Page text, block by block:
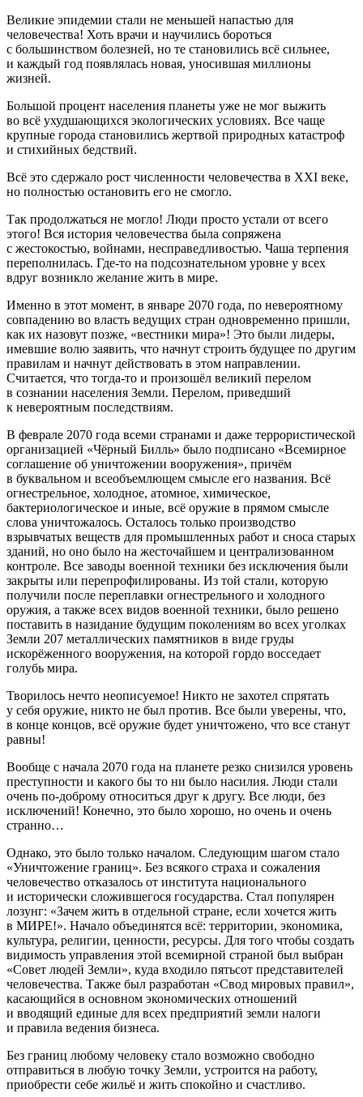
Великие эпидемии стали не меньшей напастью для
человечества! Хоть врачи и научились бороться
с большинством болезней, но те становились всё сильнее,
и каждый год появлялась новая, уносившая миллионы
жизней.
Большой процент населения планеты уже не мог выжить
во всё ухудшающихся экологических условиях. Все чаще
крупные города становились жертвой природных катастроф
и стихийных бедствий.
Всё это сдержало рост численности человечества в XXI веке,
но полностью остановить его не смогло.
Так продолжаться не могло! Люди просто устали от всего
этого! Вся история человечества была сопряжена
с жестокостью, войнами, несправедливостью. Чаша терпения
переполнилась. Где-то на подсознательном уровне у всех
вдруг возникло желание жить в мире.
Именно в этот момент, в январе 2070 года, по невероятному
совпадению во власть ведущих стран одновременно пришли,
как их назовут позже, «вестники мира»! Это были лидеры,
имевшие волю заявить, что начнут строить будущее по другим
правилам и начнут действовать в этом направлении.
Считается, что тогда-то и произошёл великий перелом
в сознании населения Земли. Перелом, приведший
к невероятным последствиям.
В феврале 2070 года всеми странами и даже террористической
организацией «Чёрный Билль» было подписано «Всемирное
соглашение об уничтожении вооружения», причём
в буквальном и всеобъемлющем смысле его названия. Всё
огнестрельное, холодное, атомное, химическое,
бактериологическое и иные, всё оружие в прямом смысле
слова уничтожалось. Осталось только производство
взрывчатых веществ для промышленных работ и сноса старых
зданий, но оно было на жесточайшем и централизованном
контроле. Все заводы военной техники без исключения были
закрыты или перепрофилированы. Из той стали, которую
получили после переплавки огнестрельного и холодного
оружия, а также всех видов военной техники, было решено
поставить в назидание будущим поколениям во всех уголках
Земли 207 металлических памятников в виде груды
искорёженного вооружения, на которой гордо восседает
голубь мира.
Творилось нечто неописуемое! Никто не захотел спрятать
у себя оружие, никто не был против. Все были уверены, что,
в конце концов, всё оружие будет уничтожено, что все станут
равны!
Вообще с начала 2070 года на планете резко снизился уровень
преступности и какого бы то ни было насилия. Люди стали
очень по-доброму относиться друг к другу. Все люди, без
исключений! Конечно, это было хорошо, но очень и очень
странно…
Однако, это было только началом. Следующим шагом стало
«Уничтожение границ». Без всякого страха и сожаления
человечество отказалось от института национального
и исторически сложившегося государства. Стал популярен
лозунг: «Зачем жить в отдельной стране, если хочется жить
в МИРЕ!». Начало объединятся всё: территории, экономика,
культура, религии, ценности, ресурсы. Для того чтобы создать
видимость управления этой всемирной страной был выбран
«Совет людей Земли», куда входило пятьсот представителей
человечества. Также был разработан «Свод мировых правил»,
касающийся в основном экономических отношений
и вводящий единые для всех предприятий земли налоги
и правила ведения бизнеса.
Без границ любому человеку стало возможно свободно
отправиться в любую точку Земли, устроится на работу,
приобрести себе жильё и жить спокойно и счастливо.